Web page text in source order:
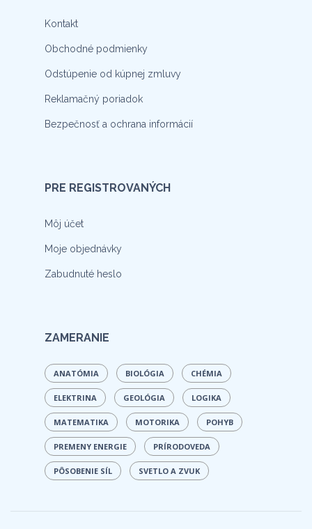
Kontakt
Obchodné podmienky
Odstúpenie od kúpnej zmluvy
Reklamačný poriadok
Bezpečnosť a ochrana informácií
PRE REGISTROVANÝCH
Môj účet
Moje objednávky
Zabudnuté heslo
ZAMERANIE
ANATÓMIA BIOLÓGIA CHÉMIA
ELEKTRINA GEOLÓGIA LOGIKA
MATEMATIKA MOTORIKA POHYB
PREMENY ENERGIE PRÍRODOVEDA
PÔSOBENIE SÍL SVETLO A ZVUK